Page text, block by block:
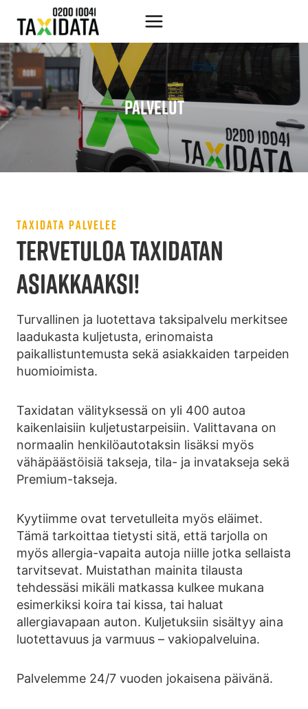
sisältöön
PALVELUT
TAXIDATA PALVELEE
TERVETULOA TAXIDATAN
ASIAKKAAKSI!
Turvallinen ja luotettava taksipalvelu merkitsee
laadukasta kuljetusta, erinomaista
paikallistuntemusta sekä asiakkaiden tarpeiden
huomioimista.
Taxidatan välityksessä on yli 400 autoa
kaikenlaisiin kuljetustarpeisiin. Valittavana on
normaalin henkilöautotaksin lisäksi myös
vähäpäästöisiä takseja, tila- ja invatakseja sekä
Premium-takseja.
Kyytiimme ovat tervetulleita myös eläimet.
Tämä tarkoittaa tietysti sitä, että tarjolla on
myös allergia-vapaita autoja niille jotka sellaista
tarvitsevat. Muistathan mainita tilausta
tehdessäsi mikäli matkassa kulkee mukana
esimerkiksi koira tai kissa, tai haluat
allergiavapaan auton. Kuljetuksiin sisältyy aina
luotettavuus ja varmuus – vakiopalveluina.
Palvelemme 24/7 vuoden jokaisena päivänä.